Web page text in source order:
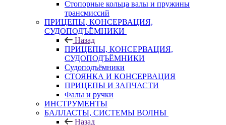
Стопорные кольца валы и пружины
трансмиссий
ПРИЦЕПЫ, КОНСЕРВАЦИЯ,
СУДОПОДЪЁМНИКИ
Назад
ПРИЦЕПЫ, КОНСЕРВАЦИЯ,
СУДОПОДЪЁМНИКИ
Судоподъёмники
СТОЯНКА И КОНСЕРВАЦИЯ
ПРИЦЕПЫ И ЗАПЧАСТИ
Фалы и ручки
ИНСТРУМЕНТЫ
БАЛЛАСТЫ, СИСТЕМЫ ВОЛНЫ
Назад